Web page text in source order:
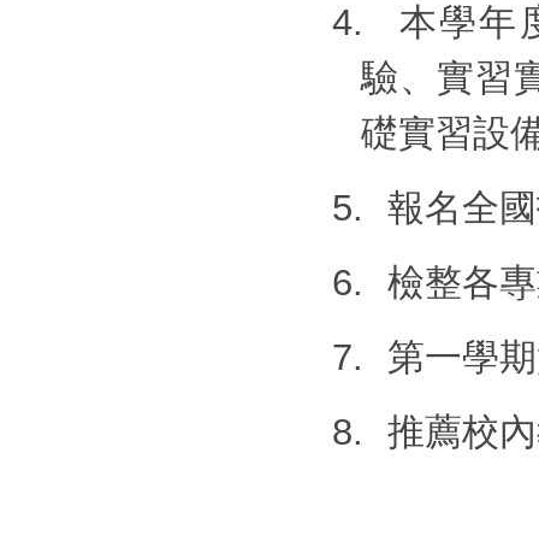
4.
本學年
驗、實習
礎實習設
5. 報名全
6. 檢整各
7. 第一學
8. 推薦校